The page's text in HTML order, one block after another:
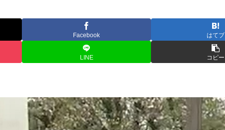
Facebook はてブ
LINE コピー